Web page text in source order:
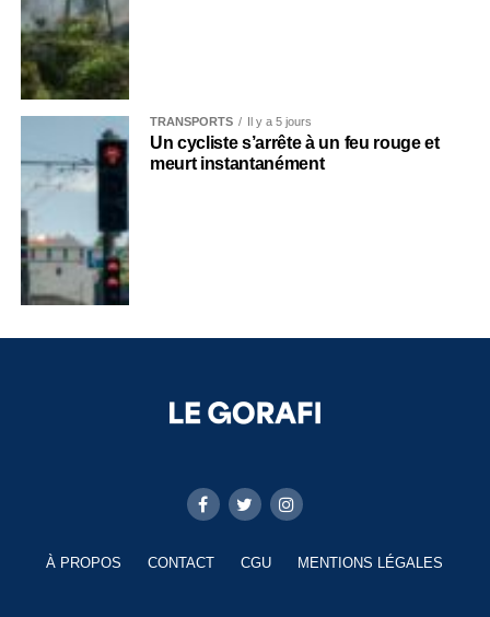
TRANSPORTS Il y a 5 jours
Un cycliste s’arrête à un feu rouge et
meurt instantanément
À PROPOS CONTACT CGU MENTIONS LÉGALES